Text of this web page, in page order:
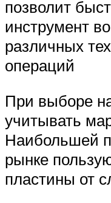
позволит
инструмент
различных
операций
При выборе
учитывать
Наибольшей
рынке
пластины от